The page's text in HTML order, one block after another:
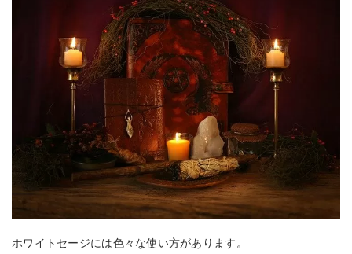
ホワイトセージには色々な使い方があります。